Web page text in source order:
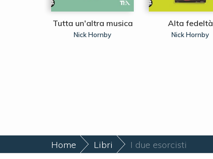
Tutta un'altra musica
Nick Hornby
Alta fedeltà
Nick Hornby
Home Libri I due esorcisti